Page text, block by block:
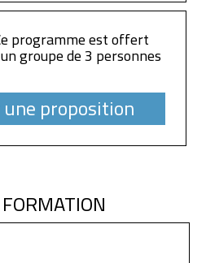
programme est offert
groupe de 3 personnes
proposition